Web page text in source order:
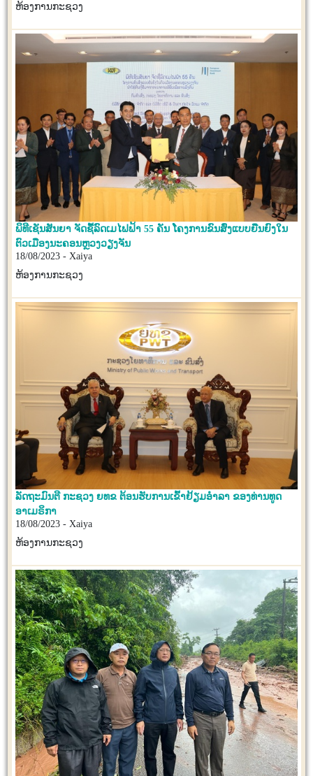
ຫ້ອງການກະຊວງ
ພິທີເຊັນສັນຍາ ຈັດຊື້ລົດເມໄຟຟ້າ 55 ຄັນ ໂຄງການຂົນສົ່ງແບບຍືນຍົງໃນ
ຕົວເມືອງນະຄອນຫຼວງວຽງຈັນ
18/08/2023 - Xaiya
ຫ້ອງການກະຊວງ
ລັດຖະມົນຕີ ກະຊວງ ຍທຂ ຕ້ອນຮັບການເຂົ້າຢ້ຽມອໍາລາ ຂອງທ່ານທູດ
ອາເມຣິກາ
18/08/2023 - Xaiya
ຫ້ອງການກະຊວງ